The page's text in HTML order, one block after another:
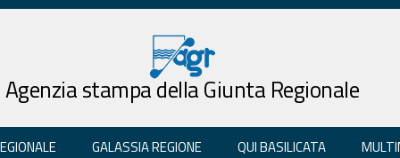
Agenzia stampa della Giunta Regionale
GALASSIA REGIONE QUI BASILICATA